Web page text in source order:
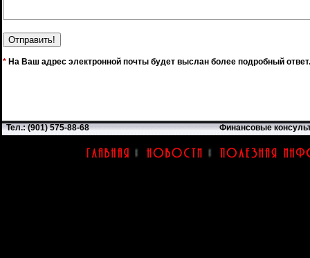
* На Ваш адрес электронной почты будет выслан более подробный ответ.
Тел.: (901) 575-88-68 Финансовые